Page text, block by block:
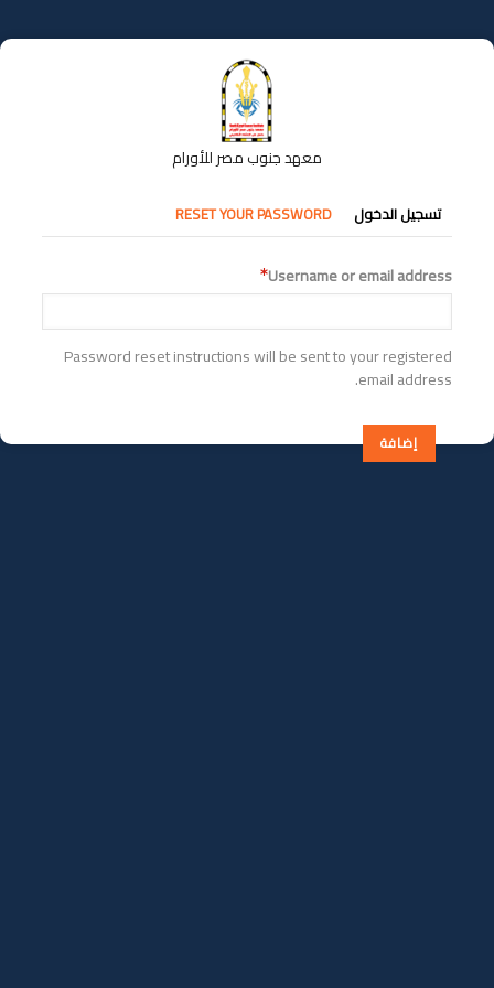
إلى
المحتوى
معهد جنوب مصر للأورام
التبويبات
الأساسية
تسجيل الدخول RESET YOUR PASSWORD
Username or email address
Password reset instructions will be sent to your registered
email address.